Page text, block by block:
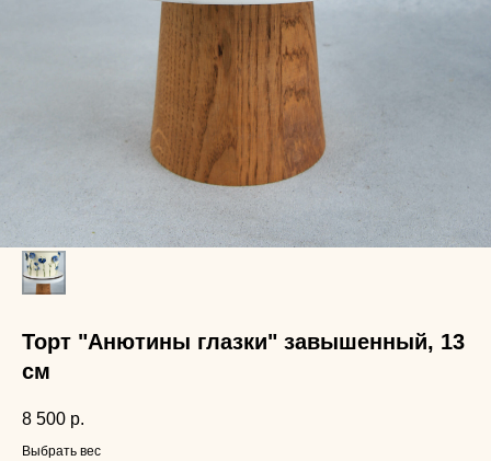
Торт "Анютины глазки" завышенный, 13
см
8 500 р.
Выбрать вес